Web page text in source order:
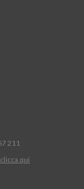
211
clicca qui